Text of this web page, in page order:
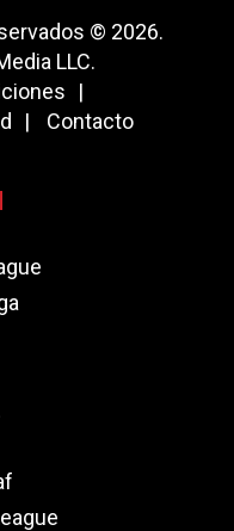
© 2026.
LLC.
Contacto